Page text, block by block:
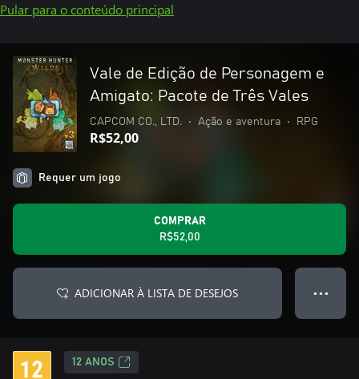
Pular para o conteúdo principal
Vale de Edição de Personagem e
Amigato: Pacote de Três Vales
CAPCOM CO., LTD. • Ação e aventura • RPG
R$52,00
Requer um jogo
COMPRAR
R$52,00
ADICIONAR À LISTA DE DESEJOS ● ● ●
12 ANOS